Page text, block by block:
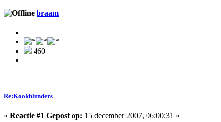
braam
460
Re:Kookblunders
« Reactie #1 Gepost op: 15 december 2007, 06:00:31 »